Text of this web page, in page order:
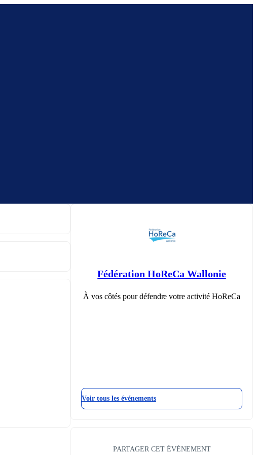
Fédération HoReCa Wallonie
À vos côtés pour défendre votre activité HoReCa
Voir tous les événements
PARTAGER CET ÉVÉNEMENT